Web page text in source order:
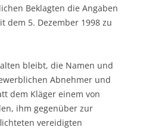
Beklagten die Angaben
dem 5. Dezember 1998 zu
bleibt, die Namen und
Abnehmer und
dem Kläger einem von
ihm gegenüber zur
vereidigten